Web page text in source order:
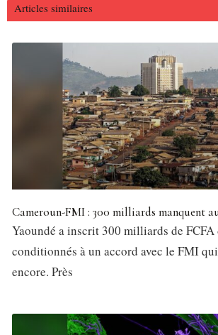
Articles similaires
Cameroun-FMI : 300 milliards manquent
Yaoundé a inscrit 300 milliards de FCFA
conditionnés à un accord avec le FMI qui
encore. Près